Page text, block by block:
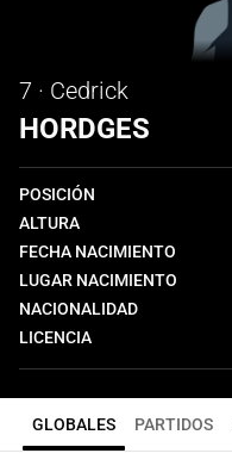
7 · Cedrick
HORDGES
POSICIÓN
ALTURA
FECHA NACIMIENTO
LUGAR NACIMIENTO
NACIONALIDAD
LICENCIA
GLOBALES PARTIDOS